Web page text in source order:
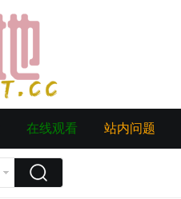
在线观看 站内问题